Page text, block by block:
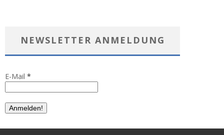
NEWSLETTER ANMELDUNG
E-Mail *